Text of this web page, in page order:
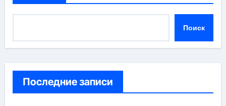
Поиск
Последние записи